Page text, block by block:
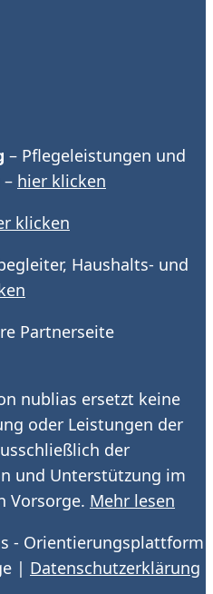
– Pflegeleistungen und
hier klicken
klicken
Haushalts- und
Partnerseite
nublias ersetzt keine
oder Leistungen der
der
und Unterstützung im
Vorsorge. Mehr lesen
- Orientierungsplattform
| Datenschutzerklärung